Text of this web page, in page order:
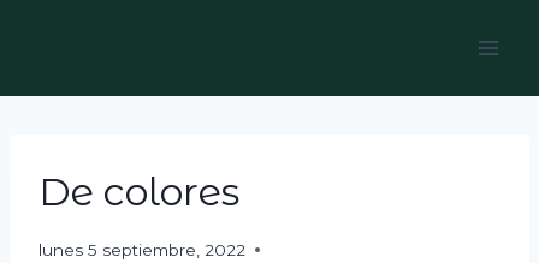
De colores
lunes 5 septiembre, 2022